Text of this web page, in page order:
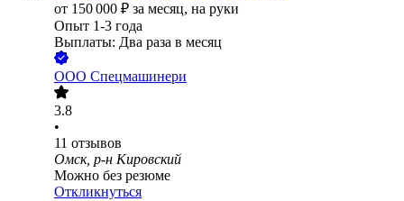
от 150 000 ₽ за месяц, на руки
Опыт 1-3 года
Выплаты: Два раза в месяц
ООО Спецмашинери
3.8
•
11 отзывов
Омск, р-н Кировский
Можно без резюме
Откликнуться